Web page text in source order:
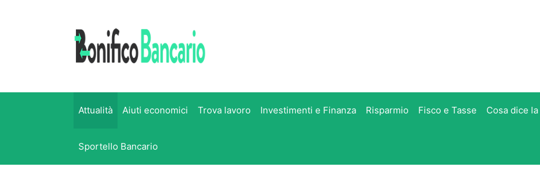
Attualità Aiuti economici Trova lavoro Investimenti e Finanza Risparmio Fisco e Tasse Cosa dice
Sportello Bancario